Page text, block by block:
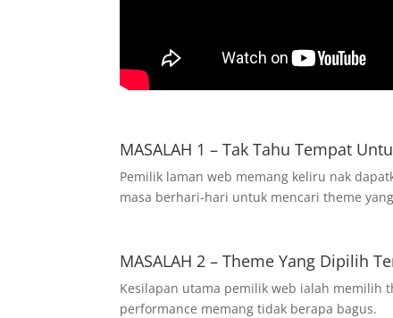
MASALAH 1 – Tak Tahu Tempat
Pemilik laman web memang keliru nak
masa berhari-hari untuk mencari theme
MASALAH 2 – Theme Yang Dipilih
Kesilapan utama pemilik web ialah memilih
performance memang tidak berapa bagus.